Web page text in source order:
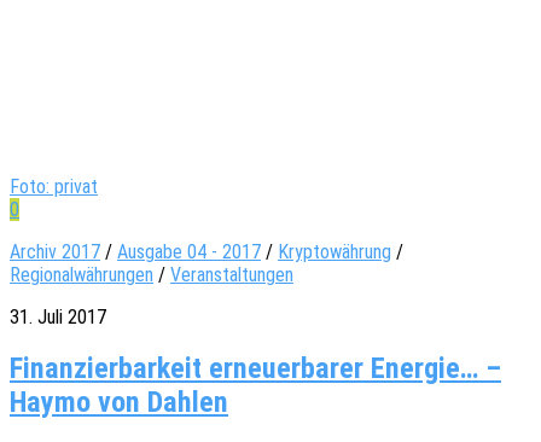
Foto: privat
0
Archiv 2017 / Ausgabe 04 - 2017 / Kryptowährung /
Regionalwährungen / Veranstaltungen
31. Juli 2017
Finanzierbarkeit erneuerbarer Energie… –
Haymo von Dahlen